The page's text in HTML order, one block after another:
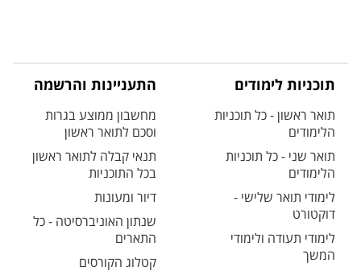
תוכניות לימודים
תואר ראשון - כל תוכניות
הלימודים
תואר שני - כל תוכניות
הלימודים
לימודי תואר שלישי -
דוקטורט
לימודי תעודה ולימודי
המשך
התעניינות והרשמה
מחשבון ממוצע בגרות
וסכם לתואר ראשון
תנאי קבלה לתואר ראשון
בכל התוכניות
דיור ומעונות
שנתון האוניברסיטה - כל
התארים
קטלוג הקורסים